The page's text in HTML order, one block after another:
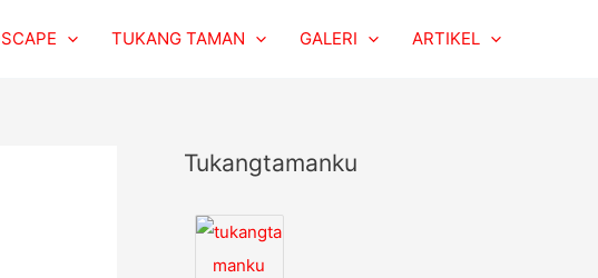
TUKANG TAMAN GALERI ARTIKEL
Tukangtamanku